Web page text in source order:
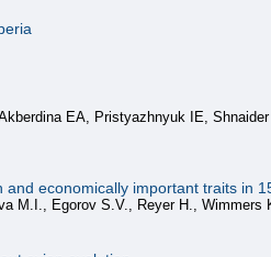
EA, Pristyazhnyuk IE,
economically important traits in
M.I., Egorov S.V., Reyer H.,